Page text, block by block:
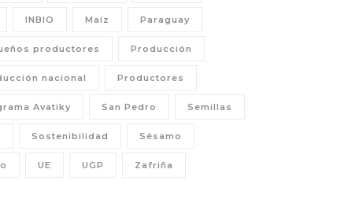
INBIO Maíz Paraguay
productores Producción
nacional Productores
Avatiky San Pedro Semillas
Sostenibilidad Sésamo
UE UGP Zafriña